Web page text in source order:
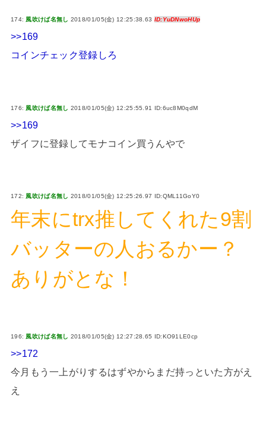
174:風吹けば名無し 2018/01/05(金) 12:25:38.63 ID:YuDNwoHUp
>>169
コインチェック登録しろ
176: 風吹けば名無し 2018/01/05(金) 12:25:55.91 ID:6uc8M0qdM
>>169
ザイフに登録してモナコイン買うんやで
172: 風吹けば名無し 2018/01/05(金) 12:25:26.97 ID:QML11GoY0
年末にtrx推してくれた9割
バッターの人おるかー？
ありがとな！
196:風吹けば名無し 2018/01/05(金) 12:27:28.65 ID:KO91LE0cp
>>172
今月もう一上がりするはずやからまだ持っといた方がえ
え